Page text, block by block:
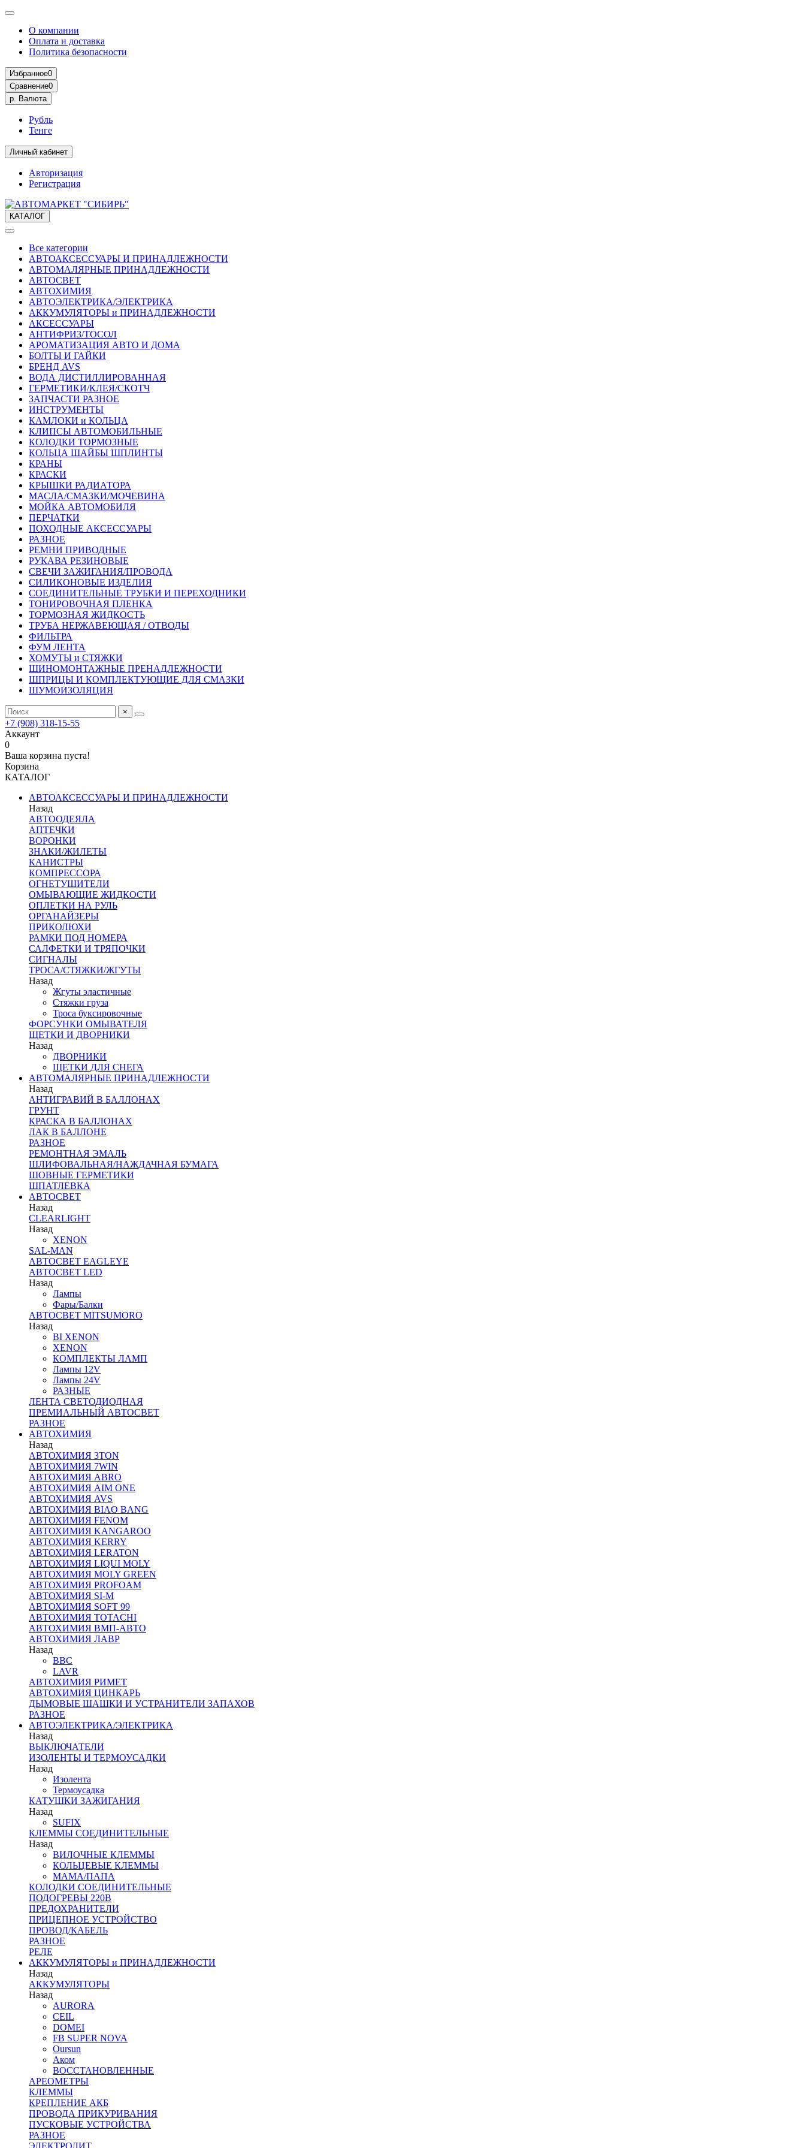
О компании
Оплата и доставка
Политика безопасности
Избранное0
Сравнение0
р. Валюта
Рубль
Тенге
Личный кабинет
Авторизация
Регистрация
КАТАЛОГ
Все категории
АВТОАКСЕССУАРЫ И ПРИНАДЛЕЖНОСТИ
АВТОМАЛЯРНЫЕ ПРИНАДЛЕЖНОСТИ
АВТОСВЕТ
АВТОХИМИЯ
АВТОЭЛЕКТРИКА/ЭЛЕКТРИКА
АККУМУЛЯТОРЫ и ПРИНАДЛЕЖНОСТИ
АКСЕССУАРЫ
АНТИФРИЗ/ТОСОЛ
АРОМАТИЗАЦИЯ АВТО И ДОМА
БОЛТЫ И ГАЙКИ
БРЕНД AVS
ВОДА ДИСТИЛЛИРОВАННАЯ
ГЕРМЕТИКИ/КЛЕЯ/СКОТЧ
ЗАПЧАСТИ РАЗНОЕ
ИНСТРУМЕНТЫ
КАМЛОКИ и КОЛЬЦА
КЛИПСЫ АВТОМОБИЛЬНЫЕ
КОЛОДКИ ТОРМОЗНЫЕ
КОЛЬЦА ШАЙБЫ ШПЛИНТЫ
КРАНЫ
КРАСКИ
КРЫШКИ РАДИАТОРА
МАСЛА/СМАЗКИ/МОЧЕВИНА
МОЙКА АВТОМОБИЛЯ
ПЕРЧАТКИ
ПОХОДНЫЕ АКСЕССУАРЫ
РАЗНОЕ
РЕМНИ ПРИВОДНЫЕ
РУКАВА РЕЗИНОВЫЕ
СВЕЧИ ЗАЖИГАНИЯ/ПРОВОДА
СИЛИКОНОВЫЕ ИЗДЕЛИЯ
СОЕДИНИТЕЛЬНЫЕ ТРУБКИ И ПЕРЕХОДНИКИ
ТОНИРОВОЧНАЯ ПЛЕНКА
ТОРМОЗНАЯ ЖИДКОСТЬ
ТРУБА НЕРЖАВЕЮЩАЯ / ОТВОДЫ
ФИЛЬТРА
ФУМ ЛЕНТА
ХОМУТЫ и СТЯЖКИ
ШИНОМОНТАЖНЫЕ ПРЕНАДЛЕЖНОСТИ
ШПРИЦЫ И КОМПЛЕКТУЮЩИЕ ДЛЯ СМАЗКИ
ШУМОИЗОЛЯЦИЯ
×
+7 (908) 318-15-55
Аккаунт
0
Ваша корзина пуста!
Корзина
КАТАЛОГ
АВТОАКСЕССУАРЫ И ПРИНАДЛЕЖНОСТИ
Назад
АВТООДЕЯЛА
АПТЕЧКИ
ВОРОНКИ
ЗНАКИ/ЖИЛЕТЫ
КАНИСТРЫ
КОМПРЕССОРА
ОГНЕТУШИТЕЛИ
ОМЫВАЮЩИЕ ЖИДКОСТИ
ОПЛЕТКИ НА РУЛЬ
ОРГАНАЙЗЕРЫ
ПРИКОЛЮХИ
РАМКИ ПОД НОМЕРА
САЛФЕТКИ И ТРЯПОЧКИ
СИГНАЛЫ
ТРОСА/СТЯЖКИ/ЖГУТЫ
Назад
Жгуты эластичные
Стяжки груза
Троса буксировочные
ФОРСУНКИ ОМЫВАТЕЛЯ
ЩЕТКИ И ДВОРНИКИ
Назад
ДВОРНИКИ
ЩЕТКИ ДЛЯ СНЕГА
АВТОМАЛЯРНЫЕ ПРИНАДЛЕЖНОСТИ
Назад
АНТИГРАВИЙ В БАЛЛОНАХ
ГРУНТ
КРАСКА В БАЛЛОНАХ
ЛАК В БАЛЛОНЕ
РАЗНОЕ
РЕМОНТНАЯ ЭМАЛЬ
ШЛИФОВАЛЬНАЯ/НАЖДАЧНАЯ БУМАГА
ШОВНЫЕ ГЕРМЕТИКИ
ШПАТЛЕВКА
АВТОСВЕТ
Назад
CLEARLIGHT
Назад
XENON
SAL-MAN
АВТОСВЕТ EAGLEYE
АВТОСВЕТ LED
Назад
Лампы
Фары/Балки
АВТОСВЕТ MITSUMORO
Назад
BI XENON
XENON
КОМПЛЕКТЫ ЛАМП
Лампы 12V
Лампы 24V
РАЗНЫЕ
ЛЕНТА СВЕТОДИОДНАЯ
ПРЕМИАЛЬНЫЙ АВТОСВЕТ
РАЗНОЕ
АВТОХИМИЯ
Назад
АВТОХИМИЯ 3TON
АВТОХИМИЯ 7WIN
АВТОХИМИЯ ABRO
АВТОХИМИЯ AIM ONE
АВТОХИМИЯ AVS
АВТОХИМИЯ BIAO BANG
АВТОХИМИЯ FENOM
АВТОХИМИЯ KANGAROO
АВТОХИМИЯ KERRY
АВТОХИМИЯ LERATON
АВТОХИМИЯ LIQUI MOLY
АВТОХИМИЯ MOLY GREEN
АВТОХИМИЯ PROFOAM
АВТОХИМИЯ SI-M
АВТОХИМИЯ SOFT 99
АВТОХИМИЯ TOTACHI
АВТОХИМИЯ ВМП-АВТО
АВТОХИМИЯ ЛАВР
Назад
BBC
LAVR
АВТОХИМИЯ РИМЕТ
АВТОХИМИЯ ЦИНКАРЬ
ДЫМОВЫЕ ШАШКИ И УСТРАНИТЕЛИ ЗАПАХОВ
РАЗНОЕ
АВТОЭЛЕКТРИКА/ЭЛЕКТРИКА
Назад
ВЫКЛЮЧАТЕЛИ
ИЗОЛЕНТЫ И ТЕРМОУСАДКИ
Назад
Изолента
Термоусадка
КАТУШКИ ЗАЖИГАНИЯ
Назад
SUFIX
КЛЕММЫ СОЕДИНИТЕЛЬНЫЕ
Назад
ВИЛОЧНЫЕ КЛЕММЫ
КОЛЬЦЕВЫЕ КЛЕММЫ
МАМА/ПАПА
КОЛОДКИ СОЕДИНИТЕЛЬНЫЕ
ПОДОГРЕВЫ 220В
ПРЕДОХРАНИТЕЛИ
ПРИЦЕПНОЕ УСТРОЙСТВО
ПРОВОД/КАБЕЛЬ
РАЗНОЕ
РЕЛЕ
АККУМУЛЯТОРЫ и ПРИНАДЛЕЖНОСТИ
Назад
АККУМУЛЯТОРЫ
Назад
AURORA
CEIL
DOMEI
FB SUPER NOVA
Oursun
Аком
ВОССТАНОВЛЕННЫЕ
АРЕОМЕТРЫ
КЛЕММЫ
КРЕПЛЕНИЕ АКБ
ПРОВОДА ПРИКУРИВАНИЯ
ПУСКОВЫЕ УСТРОЙСТВА
РАЗНОЕ
ЭЛЕКТРОЛИТ